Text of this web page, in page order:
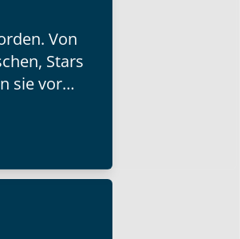
Von
Stars
sie vor